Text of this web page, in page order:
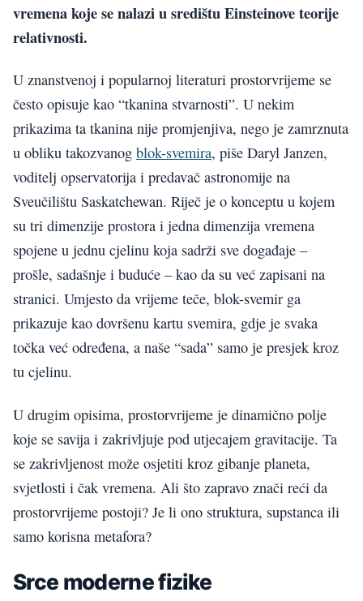
vremena koje se nalazi u središtu Einsteinove teorije
relativnosti.
U znanstvenoj i popularnoj literaturi prostorvrijeme se
često opisuje kao “tkanina stvarnosti”. U nekim
prikazima ta tkanina nije promjenjiva, nego je zamrznuta
u obliku takozvanog blok-svemira, piše Daryl Janzen,
voditelj opservatorija i predavač astronomije na
Sveučilištu Saskatchewan. Riječ je o konceptu u kojem
su tri dimenzije prostora i jedna dimenzija vremena
spojene u jednu cjelinu koja sadrži sve događaje –
prošle, sadašnje i buduće – kao da su već zapisani na
stranici. Umjesto da vrijeme teče, blok-svemir ga
prikazuje kao dovršenu kartu svemira, gdje je svaka
točka već određena, a naše “sada” samo je presjek kroz
tu cjelinu.
U drugim opisima, prostorvrijeme je dinamično polje
koje se savija i zakrivljuje pod utjecajem gravitacije. Ta
se zakrivljenost može osjetiti kroz gibanje planeta,
svjetlosti i čak vremena. Ali što zapravo znači reći da
prostorvrijeme postoji? Je li ono struktura, supstanca ili
samo korisna metafora?
Srce moderne fizike